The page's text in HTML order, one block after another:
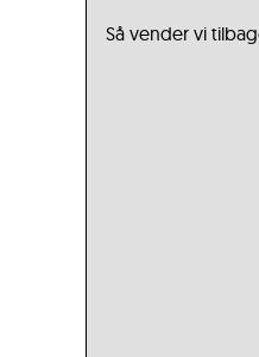
Så vender vi